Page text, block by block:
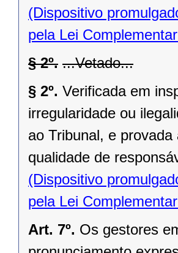
(Dispositivo
pela Lei
§ 2º. ...Vetado...
§ 2º. Verificada em
irregularidade ou
ao Tribunal, e
qualidade de
(Dispositivo
pela Lei
Art. 7º. Os gestores